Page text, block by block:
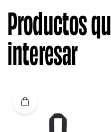
Productos
interesar